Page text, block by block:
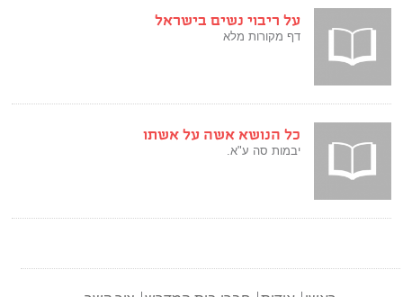
על ריבוי נשים בישראל
דף מקורות מלא
כל הנושא אשה על אשתו
יבמות סה ע"א.